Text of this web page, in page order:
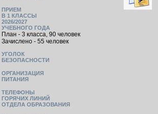
ПРИЕМ
В 1 КЛАССЫ
2026/2027
УЧЕБНОГО ГОДА
План - 3 класса, 90 человек
Зачислено - 55 человек
УГОЛОК
БЕЗОПАСНОСТИ
ОРГАНИЗАЦИЯ
ПИТАНИЯ
ТЕЛЕФОНЫ
ГОРЯЧИХ ЛИНИЙ
ОТДЕЛА ОБРАЗОВАНИЯ